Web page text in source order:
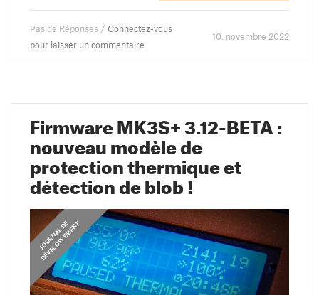
Pas de Réponses / Connectez-vous
pour laisser un commentaire
10. novembre 2022
Firmware MK3S+ 3.12-BETA :
nouveau modèle de
protection thermique et
détection de blob !
J
O
U
R
N
A
L
D
E
D
É
V
E
L
O
P
P
E
M
E
N
T